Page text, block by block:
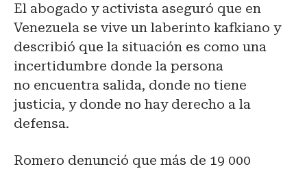
El abogado y activista aseguró que en
Venezuela se vive un laberinto kafkiano y
describió que la situación es como una
incertidumbre donde la persona
no encuentra salida, donde no tiene
justicia, y donde no hay derecho a la
defensa.
Romero denunció que más de 19 000